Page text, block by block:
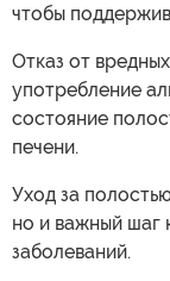
чтобы
Отказ от
употребление
состояние
печени.
Уход за
но и важный шаг
заболеваний.